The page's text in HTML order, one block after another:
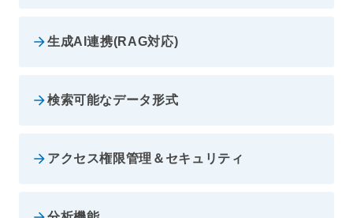
生成AI連携(RAG対応)
検索可能なデータ形式
アクセス権限管理＆セキュリティ